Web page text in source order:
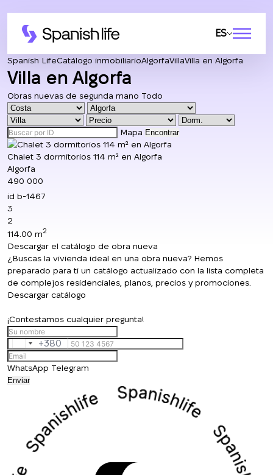
ES
Spanish LifeCatálogo inmobiliarioAlgorfaVillaVilla en Algorfa
Villa en Algorfa
Obras nuevas de segunda mano Todo
Mapa Encontrar
Chalet 3 dormitorios 114 m² en Algorfa
Algorfa
490 000
id b-1467
3
2
114.00 m2
Descargar el catálogo de obra nueva
¿Buscas la vivienda ideal en una obra nueva? Hemos
preparado para ti un catálogo actualizado con la lista completa
de complejos residenciales, planos, precios y promociones.
Descargar catálogo
¡Contestamos cualquier pregunta!
Ukraine
+380
+380
WhatsApp Telegram
Enviar